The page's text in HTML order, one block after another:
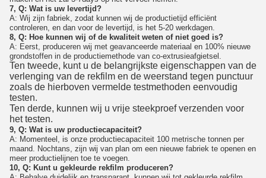
7, Q: Wat is uw levertijd?
A: Wij zijn fabriek, zodat kunnen wij de productietijd efficiënt
controleren, en dan voor de levertijd, is het 5-20 werkdagen.
8, Q: Hoe kunnen wij of de kwaliteit weten of niet goed is?
A: Eerst, produceren wij met geavanceerde materiaal en 100% nieuwe
grondstoffen in de productiemethode van co-extrusieafgietsel.
Ten tweede, kunt u de belangrijkste eigenschappen van de
verlenging van de rekfilm en de weerstand tegen punctuur
zoals de hierboven vermelde testmethoden eenvoudig
testen.
Ten derde, kunnen wij u vrije steekproef verzenden voor
het testen.
9, Q: Wat is uw productiecapaciteit?
A: Momenteel, is onze productiecapaciteit 100 metrische tonnen per
maand. Nochtans, zijn wij van plan om een nieuwe fabriek te openen en
meer productielijnen toe te voegen.
10, Q: Kunt u gekleurde rekfilm produceren?